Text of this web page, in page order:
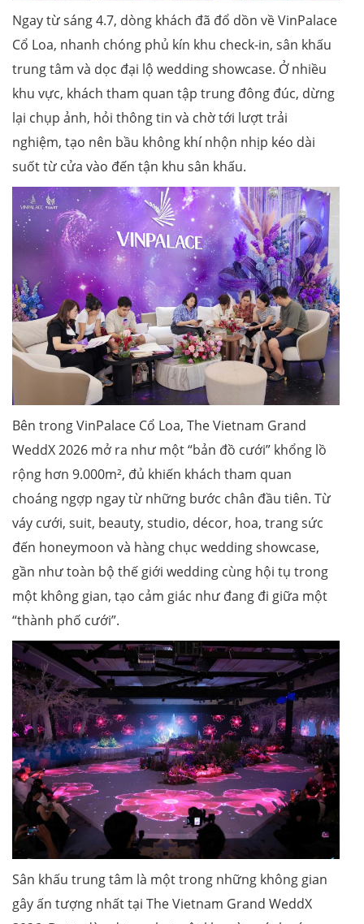
Ngay từ sáng 4.7, dòng khách đã đổ dồn về VinPalace
Cổ Loa, nhanh chóng phủ kín khu check-in, sân khấu
trung tâm và dọc đại lộ wedding showcase. Ở nhiều
khu vực, khách tham quan tập trung đông đúc, dừng
lại chụp ảnh, hỏi thông tin và chờ tới lượt trải
nghiệm, tạo nên bầu không khí nhộn nhịp kéo dài
suốt từ cửa vào đến tận khu sân khấu.
Bên trong VinPalace Cổ Loa, The Vietnam Grand
WeddX 2026 mở ra như một “bản đồ cưới” khổng lồ
rộng hơn 9.000m², đủ khiến khách tham quan
choáng ngợp ngay từ những bước chân đầu tiên. Từ
váy cưới, suit, beauty, studio, décor, hoa, trang sức
đến honeymoon và hàng chục wedding showcase,
gần như toàn bộ thế giới wedding cùng hội tụ trong
một không gian, tạo cảm giác như đang đi giữa một
“thành phố cưới”.
Sân khấu trung tâm là một trong những không gian
gây ấn tượng nhất tại The Vietnam Grand WeddX